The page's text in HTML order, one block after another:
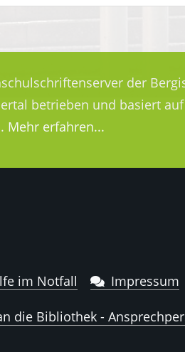
der
betrieben und basiert
Mehr erfahren...
im Notfall Impressum
die Bibliothek -